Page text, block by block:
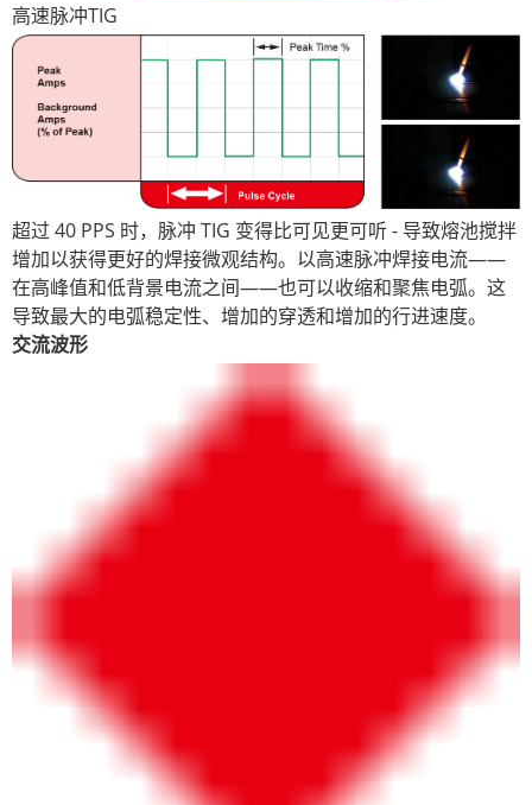
高速脉冲TIG
超过 40 PPS 时，脉冲 TIG 变得比可见更可听 - 导致熔池搅拌
增加以获得更好的焊接微观结构。以高速脉冲焊接电流——
在高峰值和低背景电流之间——也可以收缩和聚焦电弧。这
导致最大的电弧稳定性、增加的穿透和增加的行进速度。
交流波形